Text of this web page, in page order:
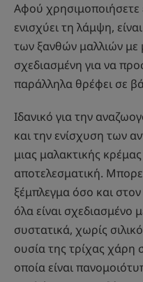
Αφού
ενισχύει τη λάμψη,
των ξανθών μαλλιών με
σχεδιασμένη για να
παράλληλα θρέφει σε
Ιδανικό για την
και την ενίσχυση των
μιας μαλακτικής κρέμας
αποτελεσματική.
ξέμπλεγμα όσο και
όλα είναι σχεδιασμένο
συστατικά, χωρίς
ουσία της τρίχας χάρη
οποία είναι